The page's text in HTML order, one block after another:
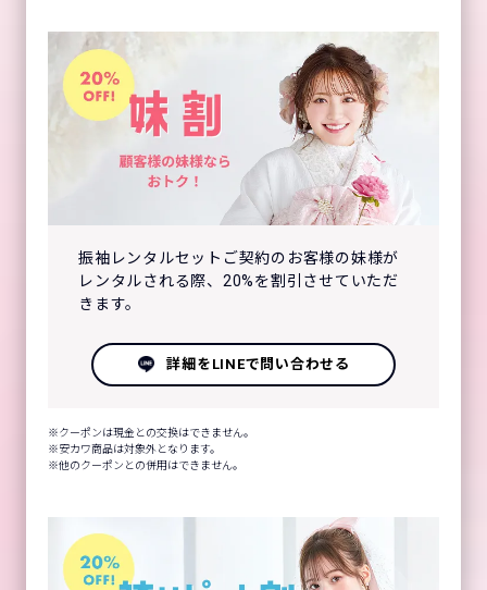
振袖レンタルセットご契約のお客様の妹様が
レンタルされる際、20%を割引させていただ
きます。
詳細をLINEで問い合わせる
クーポンは現金との交換はできません。
安カワ商品は対象外となります。
他のクーポンとの併用はできません。